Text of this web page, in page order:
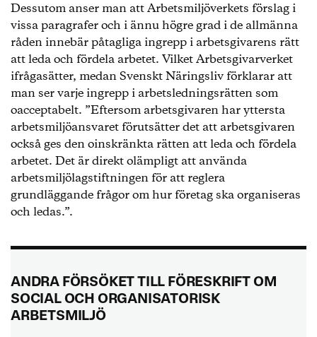
Dessutom anser man att Arbetsmiljöverkets förslag i
vissa paragrafer och i ännu högre grad i de allmänna
råden innebär påtagliga ingrepp i arbetsgivarens rätt
att leda och fördela arbetet. Vilket Arbetsgivarverket
ifrågasätter, medan Svenskt Näringsliv förklarar att
man ser varje ingrepp i arbetsledningsrätten som
oacceptabelt. ”Eftersom arbetsgivaren har yttersta
arbetsmiljöansvaret förutsätter det att arbetsgivaren
också ges den oinskränkta rätten att leda och fördela
arbetet. Det är direkt olämpligt att använda
arbetsmiljölagstiftningen för att reglera
grundläggande frågor om hur företag ska organiseras
och ledas.”.
ANDRA FÖRSÖKET TILL FÖRESKRIFT OM
SOCIAL OCH ORGANISATORISK
ARBETSMILJÖ